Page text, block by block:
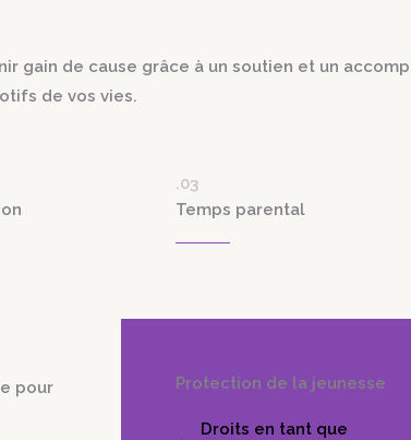
gain de cause grâce à un soutien et un
de vos vies.
.03
Temps parental
pour
Protection de la jeunesse
Droits en tant que